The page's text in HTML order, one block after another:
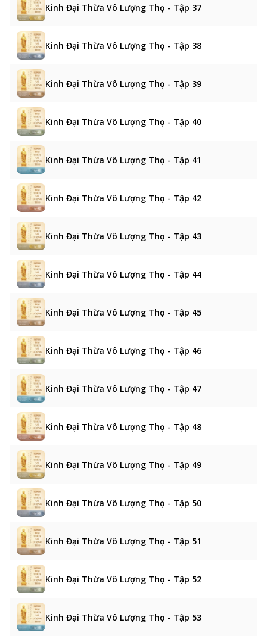
Kinh Đại Thừa Vô Lượng Thọ - Tập 37
Kinh Đại Thừa Vô Lượng Thọ - Tập 38
Kinh Đại Thừa Vô Lượng Thọ - Tập 39
Kinh Đại Thừa Vô Lượng Thọ - Tập 40
Kinh Đại Thừa Vô Lượng Thọ - Tập 41
Kinh Đại Thừa Vô Lượng Thọ - Tập 42
Kinh Đại Thừa Vô Lượng Thọ - Tập 43
Kinh Đại Thừa Vô Lượng Thọ - Tập 44
Kinh Đại Thừa Vô Lượng Thọ - Tập 45
Kinh Đại Thừa Vô Lượng Thọ - Tập 46
Kinh Đại Thừa Vô Lượng Thọ - Tập 47
Kinh Đại Thừa Vô Lượng Thọ - Tập 48
Kinh Đại Thừa Vô Lượng Thọ - Tập 49
Kinh Đại Thừa Vô Lượng Thọ - Tập 50
Kinh Đại Thừa Vô Lượng Thọ - Tập 51
Kinh Đại Thừa Vô Lượng Thọ - Tập 52
Kinh Đại Thừa Vô Lượng Thọ - Tập 53